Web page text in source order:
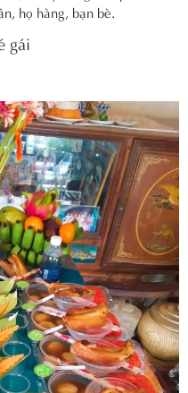
họ hàng, bạn bè.
gái